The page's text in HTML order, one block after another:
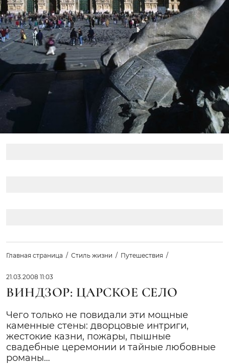
Главная страница Стиль жизни Путешествия
21.03.2008 11:03
ВИНДЗОР: ЦАРСКОЕ СЕЛО
Чего только не повидали эти мощные
каменные стены: дворцовые интриги,
жестокие казни, пожары, пышные
свадебные церемонии и тайные любовные
романы…